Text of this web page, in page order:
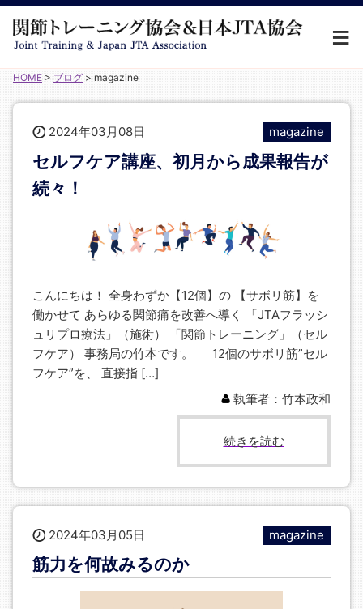
HOME > ブログ > magazine
2024年03月08日 magazine
セルフケア講座、初月から成果報告が
続々！
こんにちは！ 全身わずか【12個】の 【サボリ筋】を
働かせて あらゆる関節痛を改善へ導く 「JTAフラッシ
ュリプロ療法」（施術） 「関節トレーニング」（セル
フケア） 事務局の竹本です。 12個のサボリ筋”セル
フケア”を、 直接指 […]
執筆者：竹本政和
続きを読む
2024年03月05日 magazine
筋力を何故みるのか